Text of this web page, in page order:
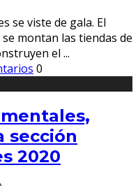
se viste de gala. El
montan las tiendas de
el ...
0
sección
2020